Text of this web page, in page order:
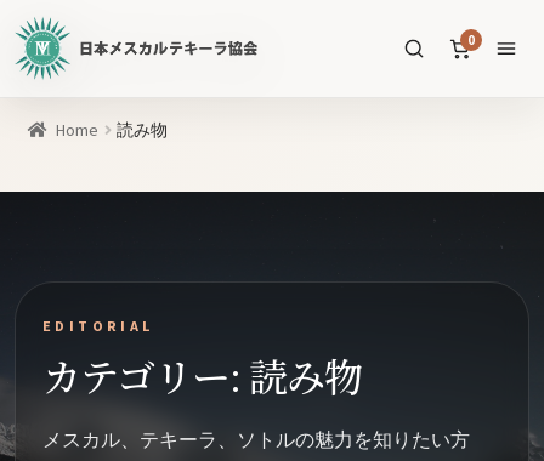
本
ス
協
会
公
WEB
0
商
を
すべての商品
メスカル
テキーラ
Home 読み物
EDITORIAL
カテゴリー: 読み物
メスカル、テキーラ、ソトルの魅力を知りたい方